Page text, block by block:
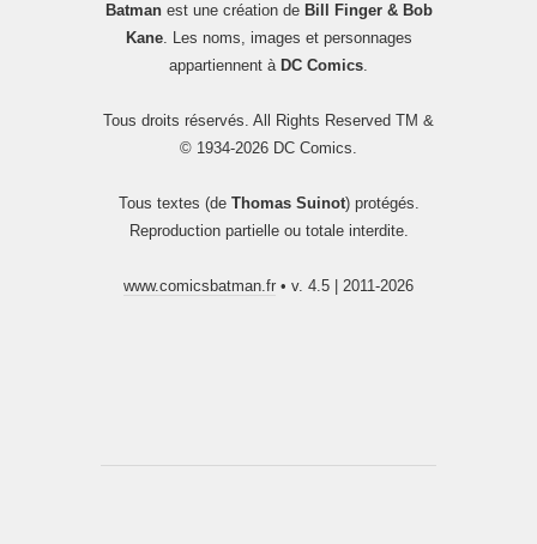
Batmanest une création de Bill Finger & Bob
Kane. Les noms, images et personnages
appartiennent à DC Comics.
Tous droits réservés. All Rights Reserved TM &
© 1934-2026 DC Comics.
Tous textes (de Thomas Suinot) protégés.
Reproduction partielle ou totale interdite.
www.comicsbatman.fr • v. 4.5 | 2011-2026